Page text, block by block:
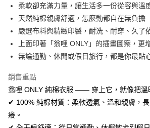
上海商業儲蓄銀行
台北富邦
國泰世華商業銀行
兆豐國際
臺灣中小企業銀行
台中商業
匯豐（台灣）商業銀行
華泰商業
聯邦商業銀行
遠東國際
元大商業銀行
永豐商業
台新國際商業銀行
台灣樂天信用卡公司
LINE Pay
Apple Pay
街口支付
Google Pay
全盈+PAY
AFTEE先享後付
柔軟卻充滿力量，讓生活多一份從容與溫
天然純棉親膚舒適，怎麼動都自在無負擔
嚴選布料與精緻印製，耐洗、耐穿、久了
上面印著「翁哩 ONLY」的插畫圖案，更
無論通勤、休閒或假日旅行，都是你最貼
銷售重點
翁哩 ONLY 純棉衣服 —— 穿上它，就像把溫
✔ 100% 純棉材質：柔軟透氣、溫和親膚，
癢。